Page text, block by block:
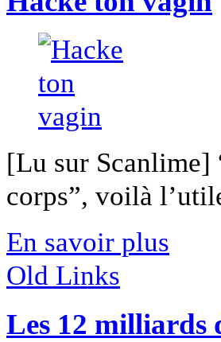
[Lu sur Scanlime]
corps”, voilà
En savoir plus
Old Links
Les 12 milliards